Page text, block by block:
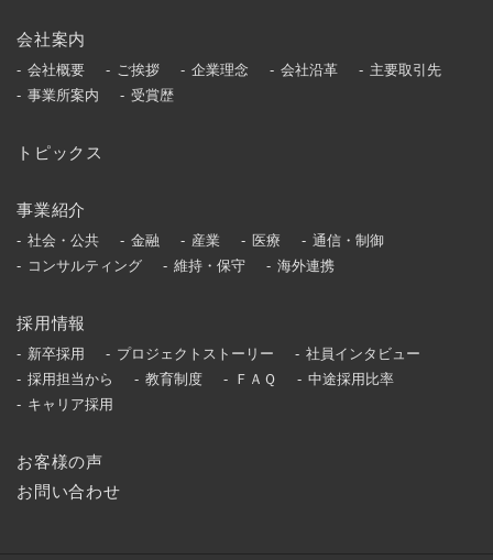
会社案内
会社概要 ご挨拶 企業理念 会社沿革
主要取引先
事業所案内
受賞歴
トピックス
事業紹介
社会・公共 金融 産業 医療
通信・制御
コンサルティング
維持・保守 海外連携
採用情報
新卒採用 プロジェクトストーリー
社員インタビュー
採用担当から
教育制度 ＦＡＱ
中途採用比率
キャリア採用
お客様の声
お問い合わせ